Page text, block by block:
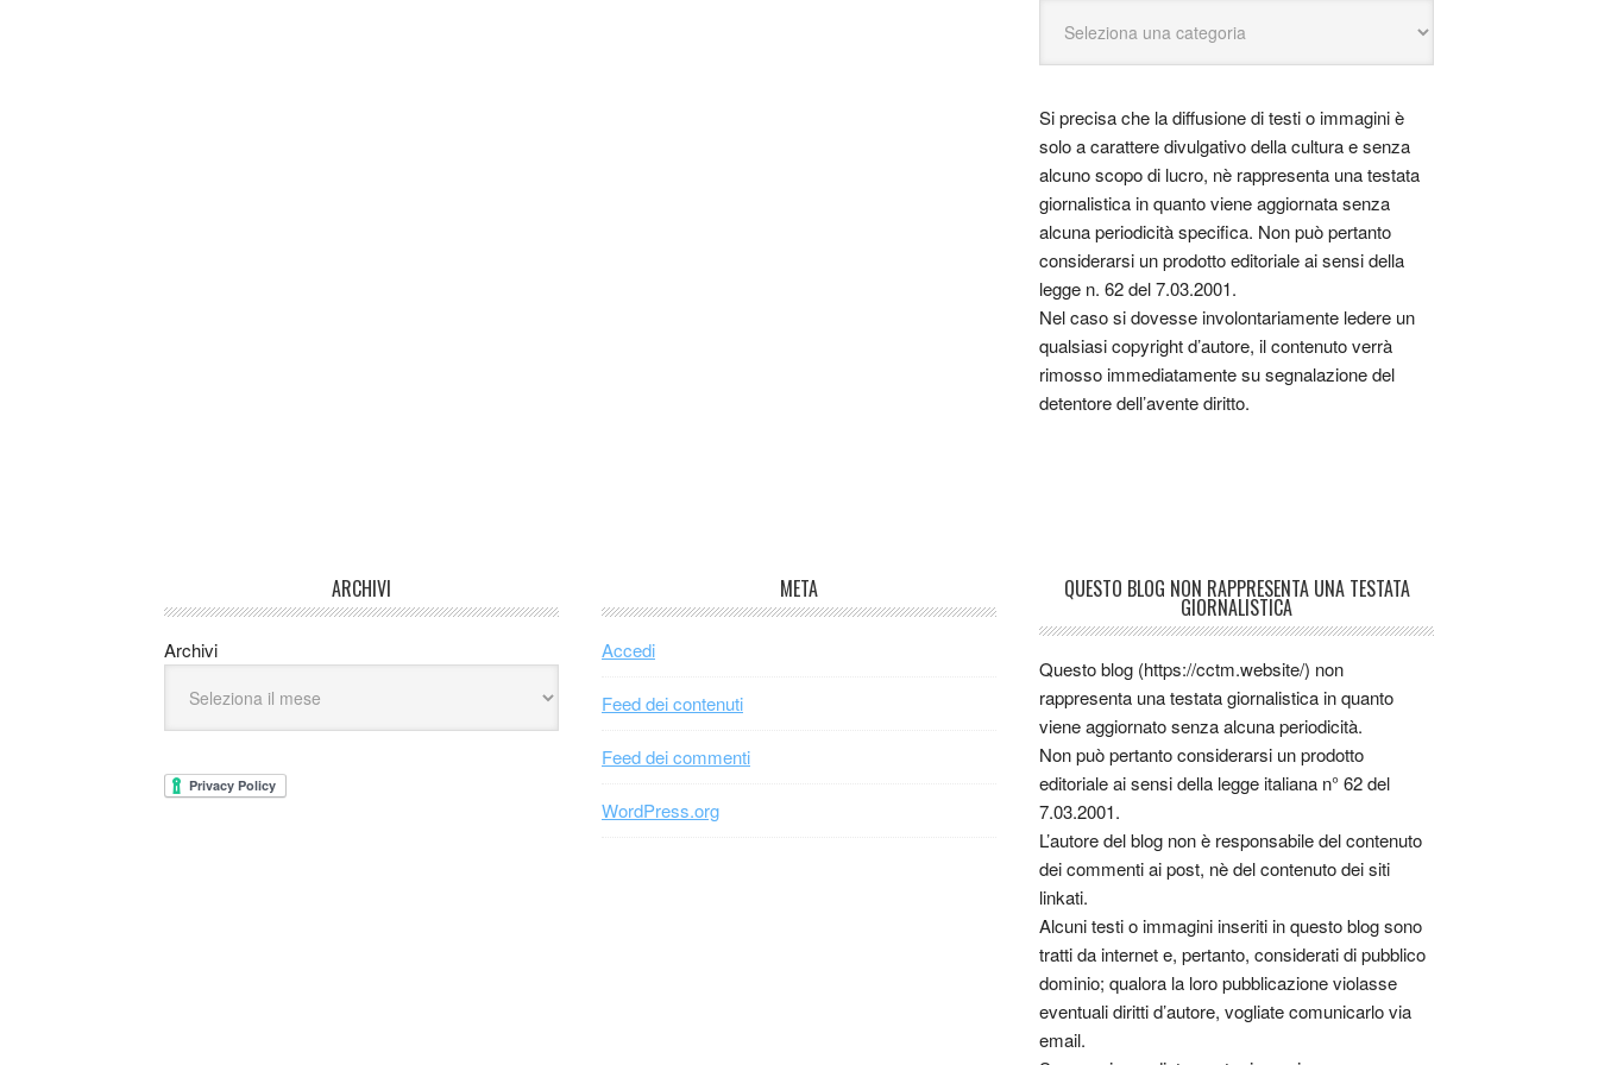
Si precisa che la diffusione di testi o immagini è
solo a carattere divulgativo della cultura e senza
alcuno scopo di lucro, nè rappresenta una testata
giornalistica in quanto viene aggiornata senza
alcuna periodicità specifica. Non può pertanto
considerarsi un prodotto editoriale ai sensi della
legge n. 62 del 7.03.2001.
Nel caso si dovesse involontariamente ledere un
qualsiasi copyright d’autore, il contenuto verrà
rimosso immediatamente su segnalazione del
detentore dell’avente diritto.
ARCHIVI
Archivi
META
Accedi
Feed dei contenuti
Feed dei commenti
WordPress.org
QUESTO BLOG NON RAPPRESENTA UNA TESTATA
GIORNALISTICA
Questo blog (https://cctm.website/) non
rappresenta una testata giornalistica in quanto
viene aggiornato senza alcuna periodicità.
Non può pertanto considerarsi un prodotto
editoriale ai sensi della legge italiana n° 62 del
7.03.2001.
L’autore del blog non è responsabile del contenuto
dei commenti ai post, nè del contenuto dei siti
linkati.
Alcuni testi o immagini inseriti in questo blog sono
tratti da internet e, pertanto, considerati di pubblico
dominio; qualora la loro pubblicazione violasse
eventuali diritti d’autore, vogliate comunicarlo via
email.